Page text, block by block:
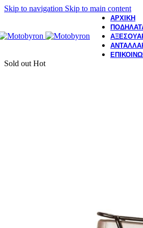
Skip to navigation Skip to main content
ΑΡΧΙΚΗ
Sold out Hot